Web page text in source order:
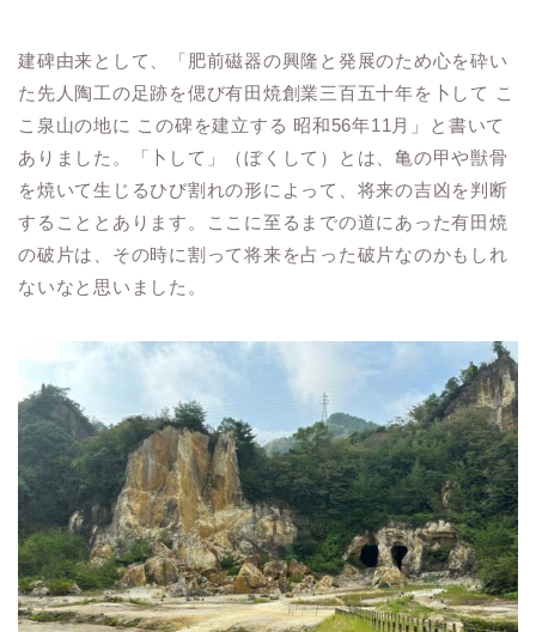
建碑由来として、「肥前磁器の興隆と発展のため心を砕い
た先人陶工の足跡を偲び有田焼創業三百五十年を卜して こ
こ泉山の地に この碑を建立する 昭和56年11月」と書いて
ありました。「卜して」（ぼくして）とは、亀の甲や獣骨
を焼いて生じるひび割れの形によって、将来の吉凶を判断
することとあります。ここに至るまでの道にあった有田焼
の破片は、その時に割って将来を占った破片なのかもしれ
ないなと思いました。